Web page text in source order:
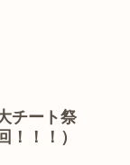
チート祭
！！！）